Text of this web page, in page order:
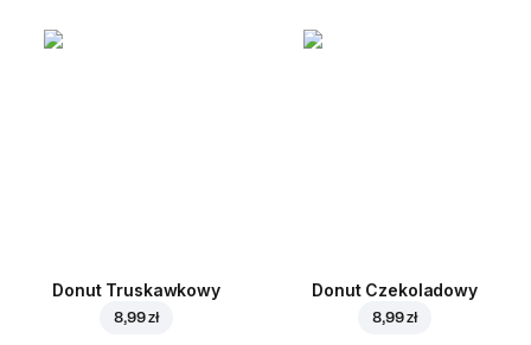
Donut Truskawkowy
8,99 zł
Donut Czekoladowy
8,99 zł